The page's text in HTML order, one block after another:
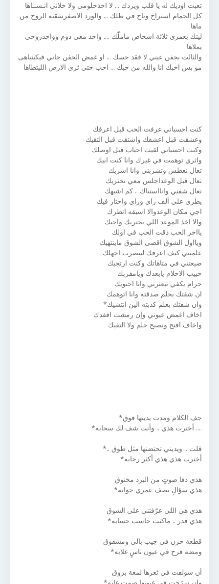
تعبت اوديك له يا قلب ويردك ... لا اخذحلومي ولا خلاني انـســاها
كل الحمام استراح وناح في ظلك ... والورد الاصفرسقته الروح من
ماها
ليتك بعمري ثلاثة اشخاص ماملّك .... واحد معي دوم وواحدروحي
يملاها
والثالث بجفن عيني لا فقد حسك ... او غمض الجفن جاني فيكيتباهى
مو بس احبك انا والله من حبك ... احب حتى ثرى الارض الليتطاها
كنت احسباني عرفت الحب قبل اعرفك
وعشقت قبل اعشقك واشتقت قبل التقيك
وكنت احسباني لقيت احباب قبل اوصلك
واثري توهمت في غيرك وانا كنت ابيك
تعال نعطش وتشربني وانا اشربك
تعال قبل الوعداجلس معي نحتريك
تعال شفني وانااستناك .. كم اشبهك
يطري علي ألف راي وراي واحتار فيك
اجي مكان الوعدوالا اسبقه انطرك
والا اخذ الموعد اللي يحتريك واجيك
يااخر الحب ذقت الحب في اولك
ويااول الشوق اقصى الشوق ماينتهيك
علمتني كيف اعرفك لينصرت اجهلك
ضيعتني في متاهاتك وكنت ارتجيك
حبيب الاحلام يابعدك ويامقربك
حرام يكفي تبعثرني وانا احتويك
ان شفتك بحلم صدقته وانا اتوهمك
وان شفتك بعلم كذبته الين انتشيك*
اخاف اغمض عيوني وإن رمشت افقدك
واخاف افتح وتصبح حلم ولا التقيك
جف الكلام ومدت يدينها فوق*
.... أخترت هذي .. وأنت شف لك سحابه*
قلت .. ويديني تحتضنها مثل طوق ..*
أخترت هذي هذي أكثر رحابه*
هذي دفا صوتٍ من البرد مخنوق
هذي سؤالٍ نصف عمري جوابه*
هذي هي اللي عرّفتني على الشوق
هذي قدر .. ماكنت حاسب حسابه*
قطعة حزن في جيب بالي ومشقوق
ومضة فرح في عيون ناسٍ غلابه*
أن سولفت في ثغرها لمعة بروق